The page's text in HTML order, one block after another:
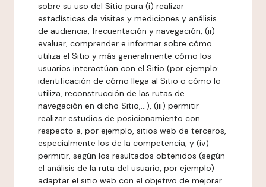
sobre su uso del Sitio para (i) realizar
estadísticas de visitas y mediciones y análisis
de audiencia, frecuentación y navegación, (ii)
evaluar, comprender e informar sobre cómo
utiliza el Sitio y más generalmente cómo los
usuarios interactúan con el Sitio (por ejemplo:
identificación de cómo llega al Sitio o cómo lo
utiliza, reconstrucción de las rutas de
navegación en dicho Sitio,...), (iii) permitir
realizar estudios de posicionamiento con
respecto a, por ejemplo, sitios web de terceros,
especialmente los de la competencia, y (iv)
permitir, según los resultados obtenidos (según
el análisis de la ruta del usuario, por ejemplo)
adaptar el sitio web con el objetivo de mejorar